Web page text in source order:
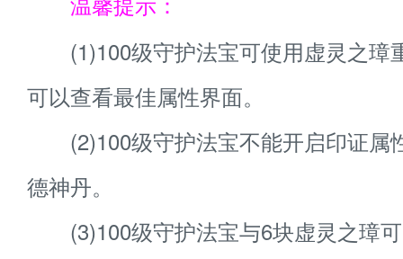
温馨提示：
(1)100级守护法宝可使用虚灵之璋
可以查看最佳属性界面。
(2)100级守护法宝不能开启印证属
德神丹。
(3)100级守护法宝与6块虚灵之璋可